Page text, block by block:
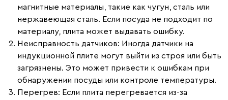
магнитные материалы, такие как чугун, сталь или
нержавеющая сталь. Если посуда не подходит по
материалу, плита может выдавать ошибку.
Неисправность датчиков: Иногда датчики на
индукционной плите могут выйти из строя или быть
загрязнены. Это может привести к ошибкам при
обнаружении посуды или контроле температуры.
Перегрев: Если плита перегревается из-за